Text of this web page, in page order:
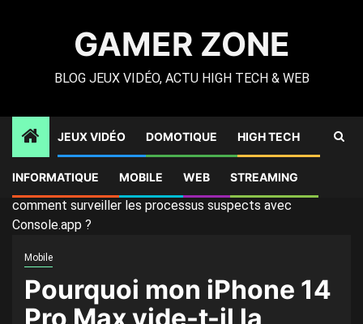
GAMER ZONE
BLOG JEUX VIDÉO, ACTU HIGH TECH & WEB
JEUX VIDÉO DOMOTIQUE HIGH TECH
INFORMATIQUE MOBILE WEB STREAMING
Max vide-t-il la batterie en veille après la MAJ iOS 17.4 et
comment surveiller les processus suspects avec
Console.app ?
Mobile
Pourquoi mon iPhone 14